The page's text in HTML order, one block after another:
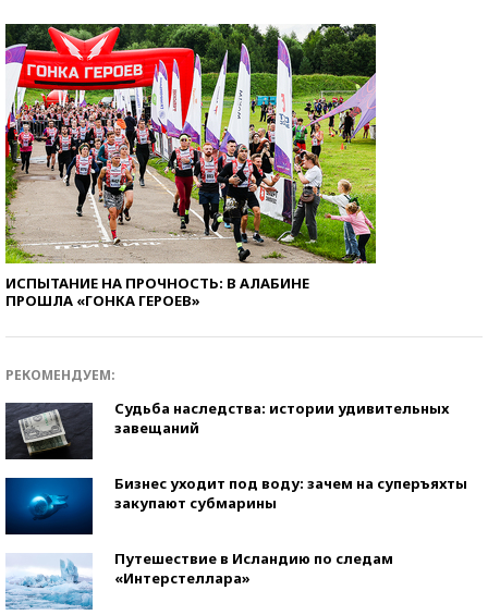
ИСПЫТАНИЕ НА ПРОЧНОСТЬ: В АЛАБИНЕ
ПРОШЛА «ГОНКА ГЕРОЕВ»
РЕКОМЕНДУЕМ:
Судьба наследства: истории удивительных
завещаний
Бизнес уходит под воду: зачем на суперъяхты
закупают субмарины
Путешествие в Исландию по следам
«Интерстеллара»